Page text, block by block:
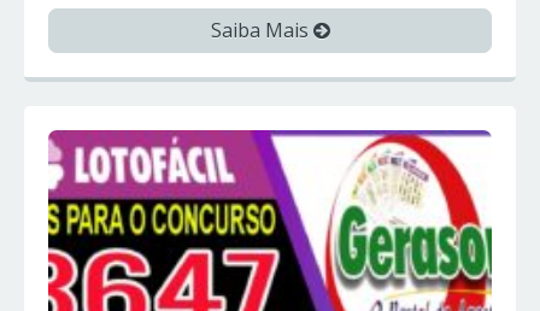
Saiba Mais